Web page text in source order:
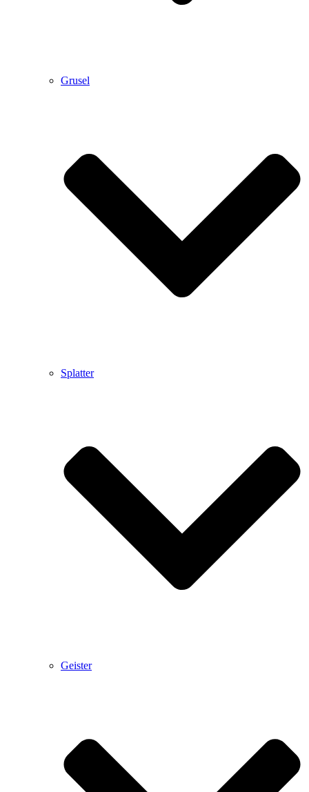
Grusel
Splatter
Geister